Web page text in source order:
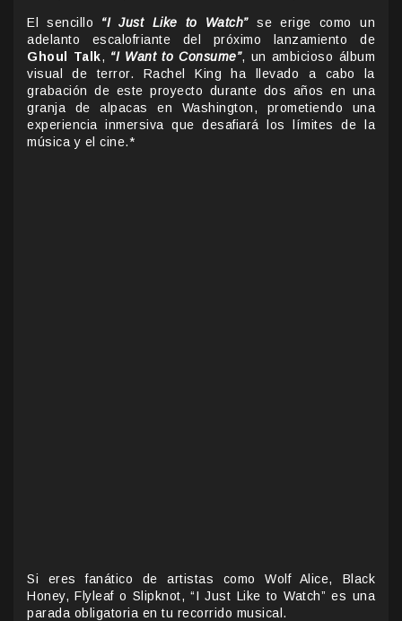
El sencillo “I Just Like to Watch”se erige como un
adelanto escalofriante del próximo lanzamiento de
Ghoul Talk, “I Want to Consume”, un ambicioso álbum
visual de terror. Rachel King ha llevado a cabo la
grabación de este proyecto durante dos años en una
granja de alpacas en Washington, prometiendo una
experiencia inmersiva que desafiará los límites de la
música y el cine.*
Si eres fanático de artistas como Wolf Alice, Black
Honey, Flyleaf o Slipknot, “I Just Like to Watch” es una
parada obligatoria en tu recorrido musical.